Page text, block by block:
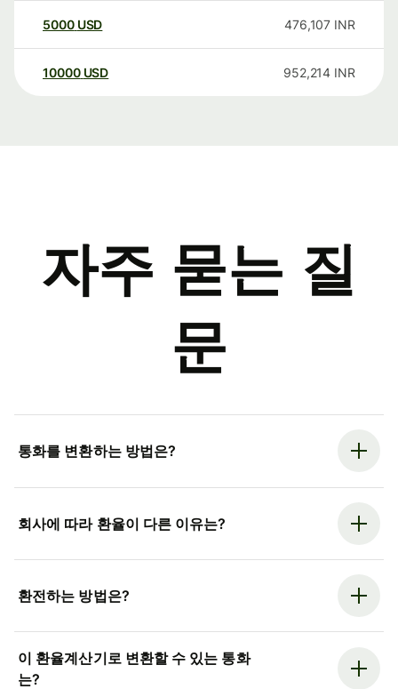
5000 USD 476,107 INR
10000 USD 952,214 INR
자주 묻는 질
문
통화를 변환하는 방법은?
회사에 따라 환율이 다른 이유는?
환전하는 방법은?
이 환율계산기로 변환할 수 있는 통화
는?